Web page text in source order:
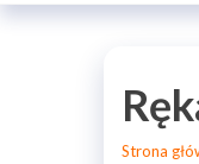
Strona